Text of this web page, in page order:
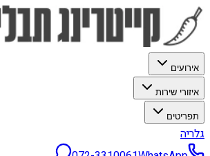
אירועים
איזורי שירות
תפריטים
גלריה